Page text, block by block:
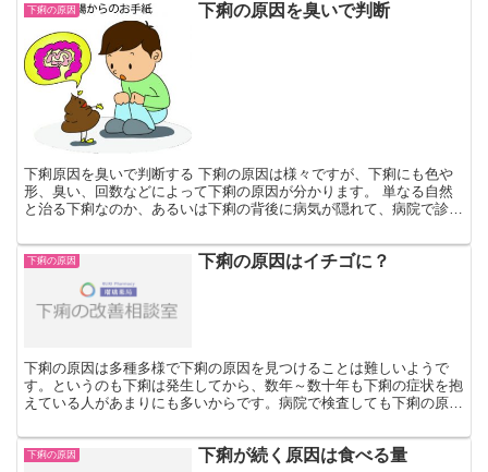
下痢の原因 下痢の原因を臭いで判断
下痢原因を臭いで判断する 下痢の原因は様々ですが、下痢にも色や
形、臭い、回数などによって下痢の原因が分かります。 単なる自然
と治る下痢なのか、あるいは下痢の背後に病気が隠れて、病院で診察
下痢の原因 下痢の原因はイチゴに？
下痢の原因は多種多様で下痢の原因を見つけることは難しいようで
す。というのも下痢は発生してから、数年～数十年も下痢の症状を抱
えている人があまりにも多いからです。病院で検査しても下痢の原因
下痢の原因 下痢が続く原因は食べる量